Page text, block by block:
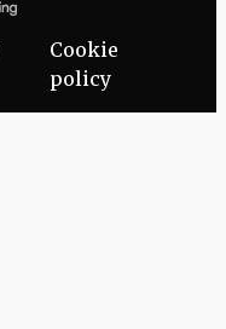
Cookie
policy